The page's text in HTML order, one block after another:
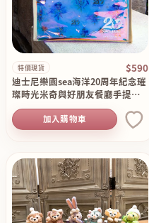
特價現貨 $590
迪士尼樂園sea海洋20周年紀念璀
璨時光米奇與好朋友餐廳手提袋
特價現貨 原價950
加入購物車